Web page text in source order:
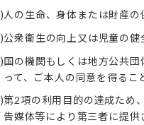
)人の生命、身体または財産の
)公衆衛生の向上又は児童の
)国の機関もしくは地方公共
って、ご本人の同意を得るこ
)第2項の利用目的の達成ため
告媒体等により第三者に提供